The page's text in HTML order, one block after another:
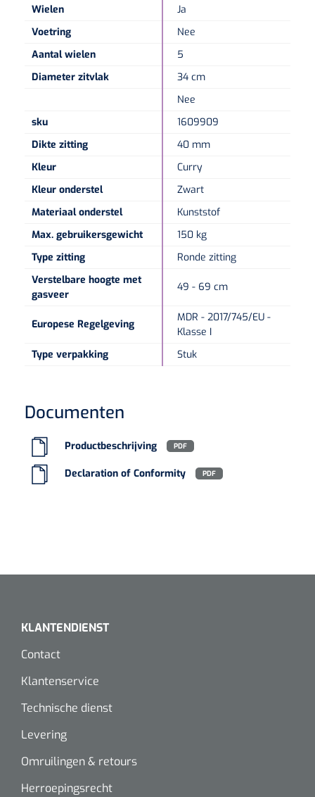
Wielen
Ja
Voetring
Nee
Aantal wielen
5
Diameter zitvlak
34 cm
Nee
sku
1609909
Dikte zitting
40 mm
Kleur
Curry
Kleur onderstel
Zwart
Materiaal onderstel
Kunststof
Max. gebruikersgewicht
150 kg
Type zitting
Ronde zitting
Verstelbare hoogte met
gasveer
49 - 69 cm
Europese Regelgeving
MDR - 2017/745/EU -
Klasse I
Type verpakking
Stuk
Documenten
Productbeschrijving PDF
Declaration of Conformity PDF
KLANTENDIENST
Contact
Klantenservice
Technische dienst
Levering
Omruilingen & retours
Herroepingsrecht